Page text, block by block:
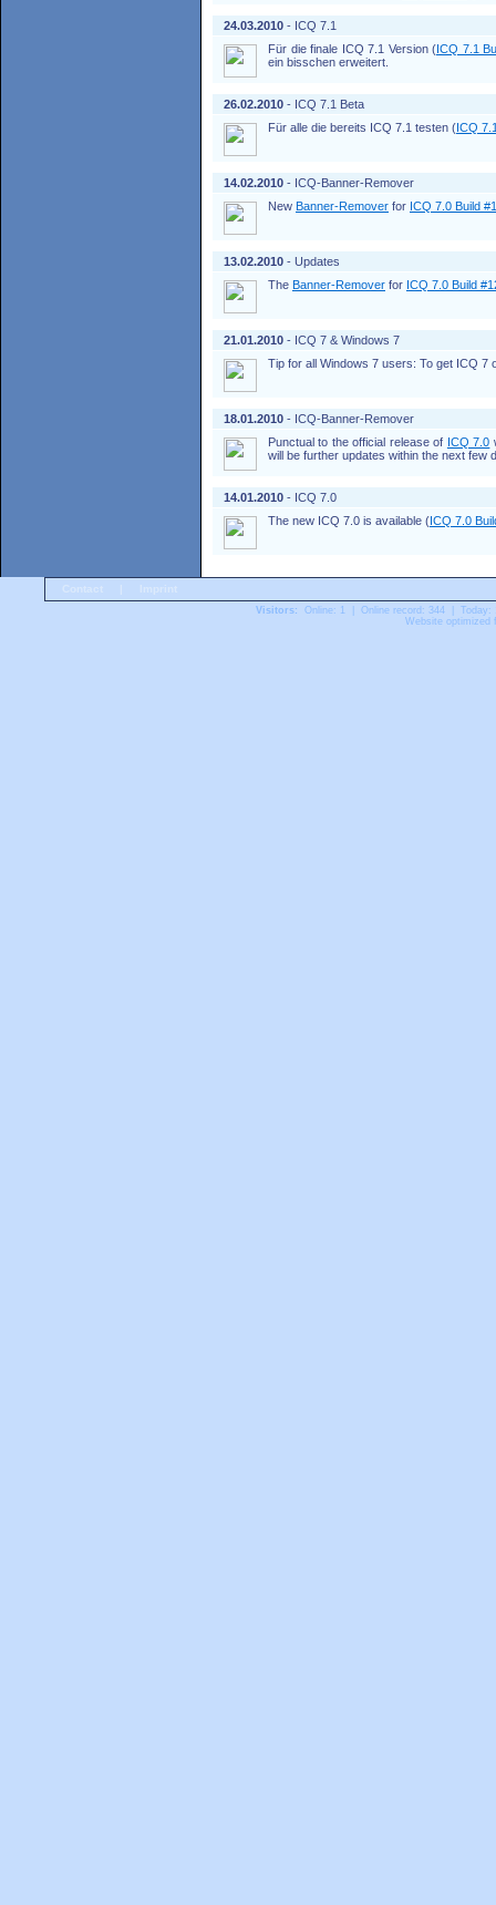
24.03.2010 - ICQ 7.1
Für die finale ICQ 7.1 Version (ICQ 7.1
ein bisschen erweitert.
26.02.2010 - ICQ 7.1 Beta
Für alle die bereits ICQ 7.1 testen (ICQ
14.02.2010 - ICQ-Banner-Remover
New Banner-Remover for ICQ 7.0 Build
13.02.2010 - Updates
The Banner-Remover for ICQ 7.0 Build
21.01.2010 - ICQ 7 & Windows 7
Tip for all Windows 7 users: To get ICQ
18.01.2010 - ICQ-Banner-Remover
Punctual to the official release of ICQ 7.0
will be further updates within the next
14.01.2010 - ICQ 7.0
The new ICQ 7.0 is available (ICQ 7.0
Visitors: Online: 1 | Online record: 344 | Today:
Website optimized